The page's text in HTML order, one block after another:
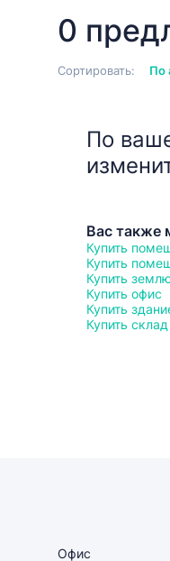
0
Сортировать: По
По
Вас также
Купить
Купить
Купить
Купить офис
Купить
Купить склад
Офис